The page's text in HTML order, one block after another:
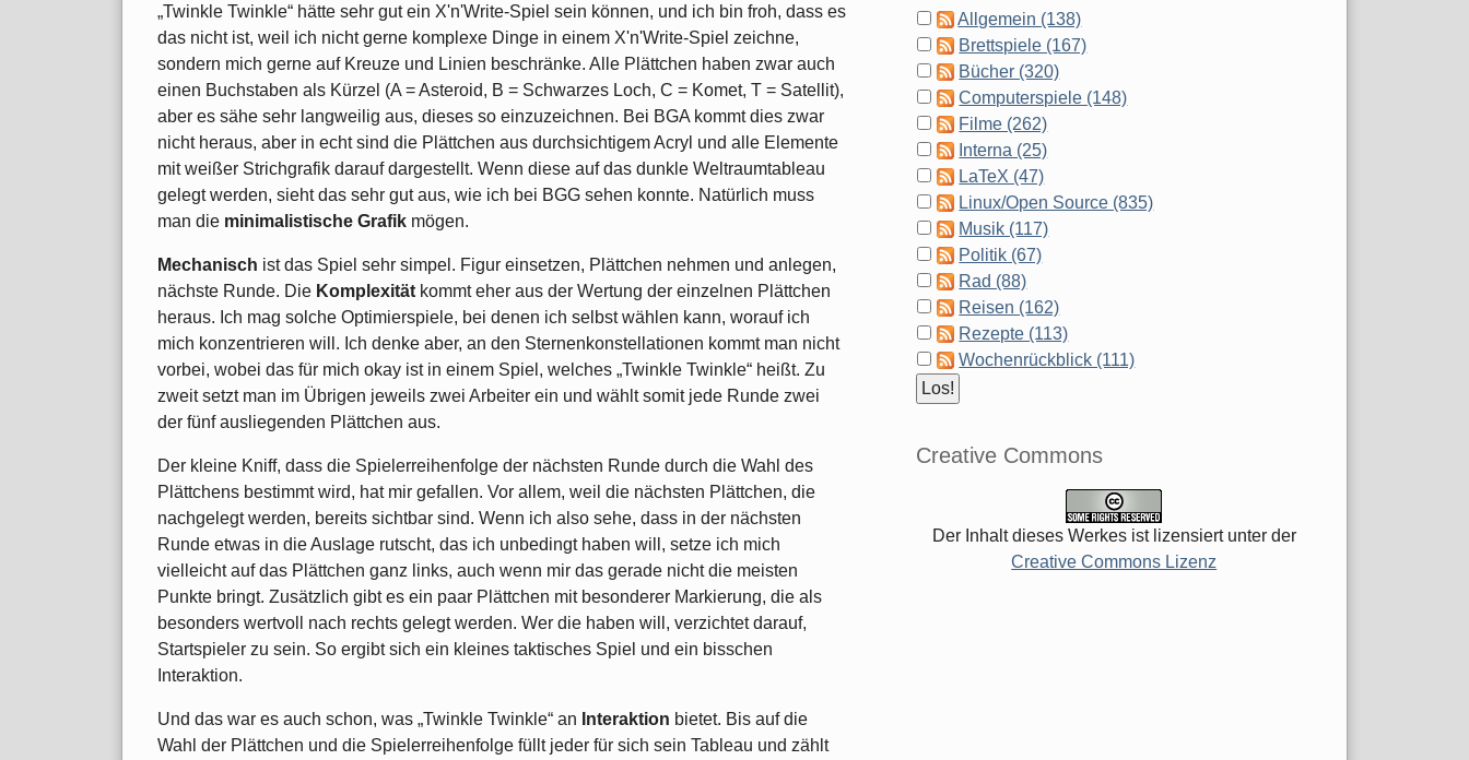
„Twinkle Twinkle“ hätte sehr gut ein X'n'Write-Spiel sein können, und ich bin froh, dass es
das nicht ist, weil ich nicht gerne komplexe Dinge in einem X'n'Write-Spiel zeichne,
sondern mich gerne auf Kreuze und Linien beschränke. Alle Plättchen haben zwar auch
einen Buchstaben als Kürzel (A = Asteroid, B = Schwarzes Loch, C = Komet, T = Satellit),
aber es sähe sehr langweilig aus, dieses so einzuzeichnen. Bei BGA kommt dies zwar
nicht heraus, aber in echt sind die Plättchen aus durchsichtigem Acryl und alle Elemente
mit weißer Strichgrafik darauf dargestellt. Wenn diese auf das dunkle Weltraumtableau
gelegt werden, sieht das sehr gut aus, wie ich bei BGG sehen konnte. Natürlich muss
man die minimalistische Grafik mögen.
Mechanisch ist das Spiel sehr simpel. Figur einsetzen, Plättchen nehmen und anlegen,
nächste Runde. Die Komplexität kommt eher aus der Wertung der einzelnen Plättchen
heraus. Ich mag solche Optimierspiele, bei denen ich selbst wählen kann, worauf ich
mich konzentrieren will. Ich denke aber, an den Sternenkonstellationen kommt man nicht
vorbei, wobei das für mich okay ist in einem Spiel, welches „Twinkle Twinkle“ heißt. Zu
zweit setzt man im Übrigen jeweils zwei Arbeiter ein und wählt somit jede Runde zwei
der fünf ausliegenden Plättchen aus.
Der kleine Kniff, dass die Spielerreihenfolge der nächsten Runde durch die Wahl des
Plättchens bestimmt wird, hat mir gefallen. Vor allem, weil die nächsten Plättchen, die
nachgelegt werden, bereits sichtbar sind. Wenn ich also sehe, dass in der nächsten
Runde etwas in die Auslage rutscht, das ich unbedingt haben will, setze ich mich
vielleicht auf das Plättchen ganz links, auch wenn mir das gerade nicht die meisten
Punkte bringt. Zusätzlich gibt es ein paar Plättchen mit besonderer Markierung, die als
besonders wertvoll nach rechts gelegt werden. Wer die haben will, verzichtet darauf,
Startspieler zu sein. So ergibt sich ein kleines taktisches Spiel und ein bisschen
Interaktion.
Und das war es auch schon, was „Twinkle Twinkle“ an Interaktion bietet. Bis auf die
Wahl der Plättchen und die Spielerreihenfolge füllt jeder für sich sein Tableau und zählt
Allgemein (138)
Brettspiele (167)
Bücher (320)
Computerspiele (148)
Filme (262)
Interna (25)
LaTeX (47)
Linux/Open Source (835)
Musik (117)
Politik (67)
Rad (88)
Reisen (162)
Rezepte (113)
Wochenrückblick (111)
Creative Commons
Der Inhalt dieses Werkes ist lizensiert unter der
Creative Commons Lizenz